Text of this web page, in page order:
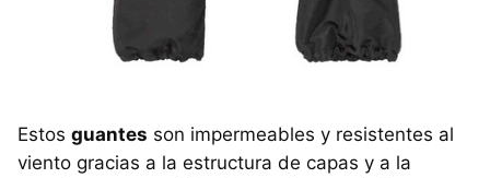
Estos guantes son impermeables y resistentes al
viento gracias a la estructura de capas y a la